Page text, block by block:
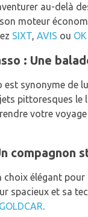
au-delà
moteur
SIXT, AVIS ou
: Une
est synonyme de
pittoresques le
votre
choix élégant
spacieux et sa
GOLDCAR.